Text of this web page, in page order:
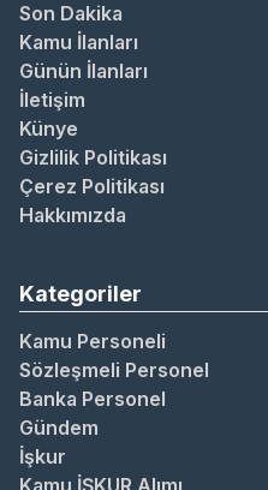
Son Dakika
Kamu İlanları
Günün İlanları
İletişim
Künye
Gizlilik Politikası
Çerez Politikası
Hakkımızda
Kategoriler
Kamu Personeli
Sözleşmeli Personel
Banka Personel
Gündem
İşkur